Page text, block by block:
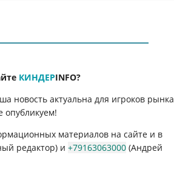
КИНДЕРINFO?
новость актуальна для игроков рынка
опубликуем!
материалов на сайте и в
редактор) и+79163063000 (Андрей